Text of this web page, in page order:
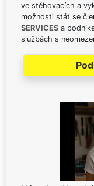
ve stěhovacích a
možnosti stát se
SERVICES a
službách s